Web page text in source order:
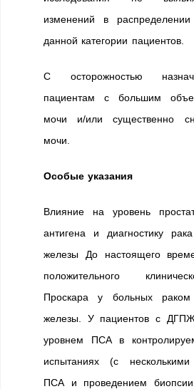
изменений в
данной категории пациентов.
С осторожностью
пациентам с большим
мочи и/или существенно
мочи.
Особые указания
Влияние на уровень
антигена и диагностику
железы До настоящего
положительного
Проскара у больных раком
железы. У пациентов с
уровнем ПСА в
испытаниях (с
ПСА и проведением биопсии